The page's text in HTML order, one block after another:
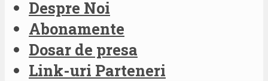
Despre Noi
Abonamente
Dosar de presa
Link-uri Parteneri